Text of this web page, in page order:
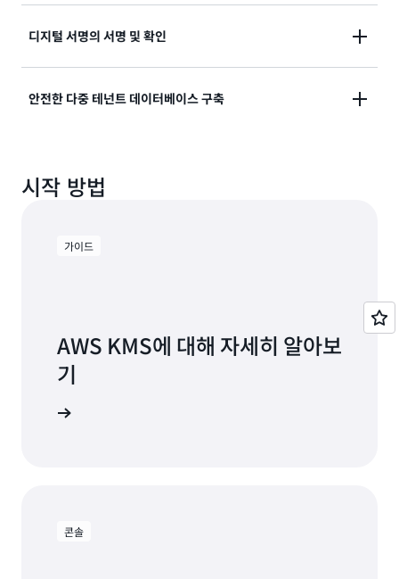
AWS Encryption SDK를 사용하여 애플리케이션의 암
AWS Encryption SDK에 대해 자세히 알아보기
디지털 서명의 서명 및 확인
AWS KMS에서 비대칭 KMS 키를 사용하여 서명 작업을
안전한 다중 테넌트 데이터베이스 구축
베이스의 중요한 레코드를 쉽게 암호화하고 안전하게 검
색하세요.
AWS Database Encryption SDK에 대해 자세히 알아
시작 방법
가이드
AWS KMS에 대해 자세히 알아보
기
콘솔